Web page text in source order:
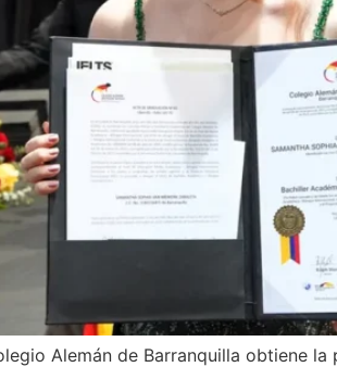
Alemán de Barranquilla obtiene